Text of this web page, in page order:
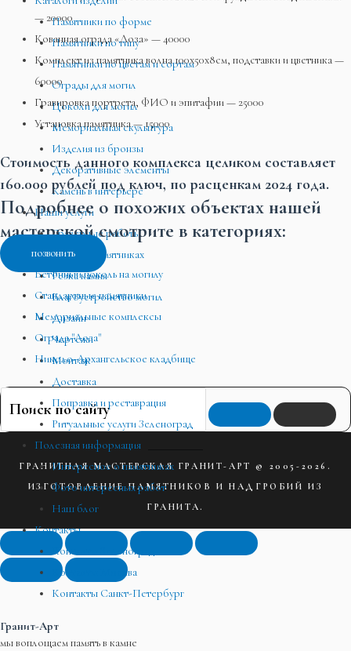
Памятники по форме
Памятники по типу
Памятники по цветам и сортам
Ограды для могил
Цоколи для могил
Мемориальная скульптура
Изделия из бронзы
Декоративные элементы
Камень в интерьере
Наши услуги
Граверные работы
Фото на памятниках
Резка камня
Благоустройство могил
Дизайн
Чертежи
Монтаж
Доставка
Поправка и реставрация
Ритуальные услуги Зеленоград
Полезная информация
Интересное о памятниках
Фото интересных работ
Наш блог
Контакты
Контакты Зеленоград
Контакты Москва
Контакты Санкт-Петербург
Гранит-Арт
мы воплощаем память в камне
— 20000
Кованная ограда «Лоза» — 40000
Комплект из памятника волна 100х50х8см, подставки и цветника —
60000
Гравировка портрета, ФИО и эпитафии — 25000
Установка памятника — 15000
Стоимость данного комплекса целиком составляет
160.000 рублей под ключ, по расценкам 2024 года.
Подробнее о похожих объектах нашей
мастерской смотрите в категориях:
позвонить
Бетонный цоколь на могилу
Стандартные памятники
Мемориальные комплексы
Ограда "Лоза"
Николо-Архангельское кладбище
ГРАНИТНАЯ МАСТЕРСКАЯ ГРАНИТ-АРТ © 2005-2026.
ИЗГОТОВЛЕНИЕ ПАМЯТНИКОВ И НАДГРОБИЙ ИЗ
ГРАНИТА.